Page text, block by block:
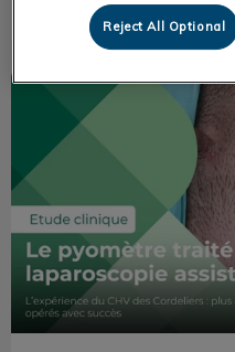
Le pyomètre par laparoscopie
Reject All Optional